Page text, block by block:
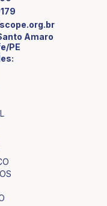
Amaro
PE